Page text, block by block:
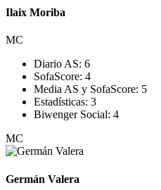
Ilaix Moriba
MC
Diario AS: 6
SofaScore: 4
Media AS y SofaScore: 5
Estadísticas: 3
Biwenger Social: 4
MC
Germán Valera